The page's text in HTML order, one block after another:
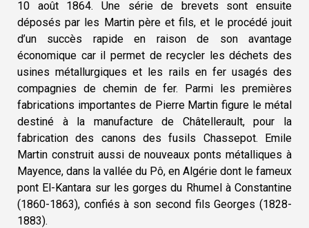
10 août 1864. Une série de brevets sont ensuite
déposés par les Martin père et fils, et le procédé jouit
d’un succès rapide en raison de son avantage
économique car il permet de recycler les déchets des
usines métallurgiques et les rails en fer usagés des
compagnies de chemin de fer. Parmi les premières
fabrications importantes de Pierre Martin figure le métal
destiné à la manufacture de Châtellerault, pour la
fabrication des canons des fusils Chassepot. Emile
Martin construit aussi de nouveaux ponts métalliques à
Mayence, dans la vallée du Pô, en Algérie dont le fameux
pont El-Kantara sur les gorges du Rhumel à Constantine
(1860-1863), confiés à son second fils Georges (1828-
1883).